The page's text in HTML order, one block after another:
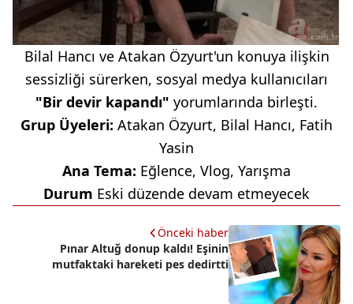
Bilal Hancı ve Atakan Özyurt'un konuya ilişkin
sessizliği sürerken, sosyal medya kullanıcıları
"Bir devir kapandı" yorumlarında birleşti.
Grup Üyeleri: Atakan Özyurt, Bilal Hancı, Fatih
Yasin
Ana Tema: Eğlence, Vlog, Yarışma
Durum Eski düzende devam etmeyecek
Önceki haber
Pınar Altuğ donup kaldı! Eşinin
mutfaktaki hareketi pes dedirtti